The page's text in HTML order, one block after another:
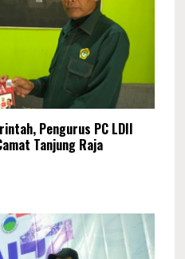
Pengurus PC LDII
Tanjung Raja